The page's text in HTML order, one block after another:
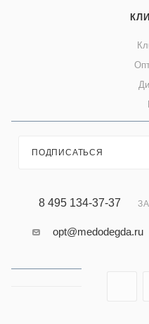
ПОДПИСАТЬСЯ
8 495 134-37-37
opt@medodegda.ru